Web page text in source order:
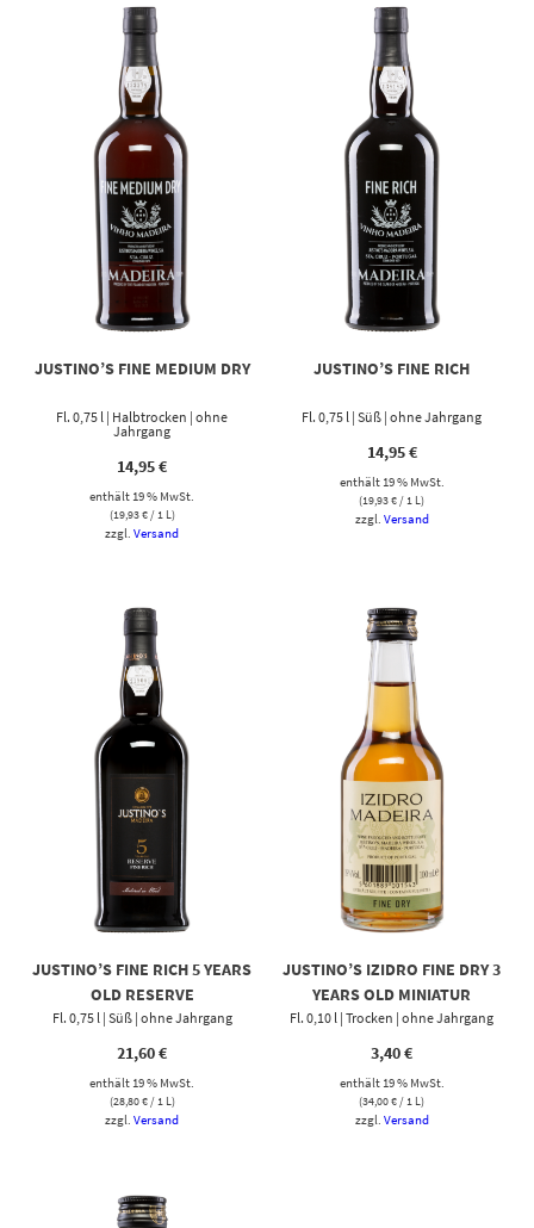
JUSTINO’S FINE MEDIUM DRY
Fl. 0,75 l | Halbtrocken | ohne
Jahrgang
14,95€
enthält 19 % MwSt.
(19,93€/ 1 L)
zzgl.Versand
JUSTINO’S FINE RICH
Fl. 0,75 l | Süß | ohne Jahrgang
14,95€
enthält 19 % MwSt.
(19,93€ / 1 L)
zzgl. Versand
JUSTINO’S FINE RICH 5 YEARS
OLD RESERVE
Fl. 0,75 l | Süß | ohne Jahrgang
21,60€
enthält 19 % MwSt.
(28,80€/ 1 L)
zzgl.Versand
JUSTINO’S IZIDRO FINE DRY 3
YEARS OLD MINIATUR
Fl. 0,10 l | Trocken | ohne Jahrgang
3,40€
enthält 19 % MwSt.
(34,00€/ 1 L)
zzgl. Versand